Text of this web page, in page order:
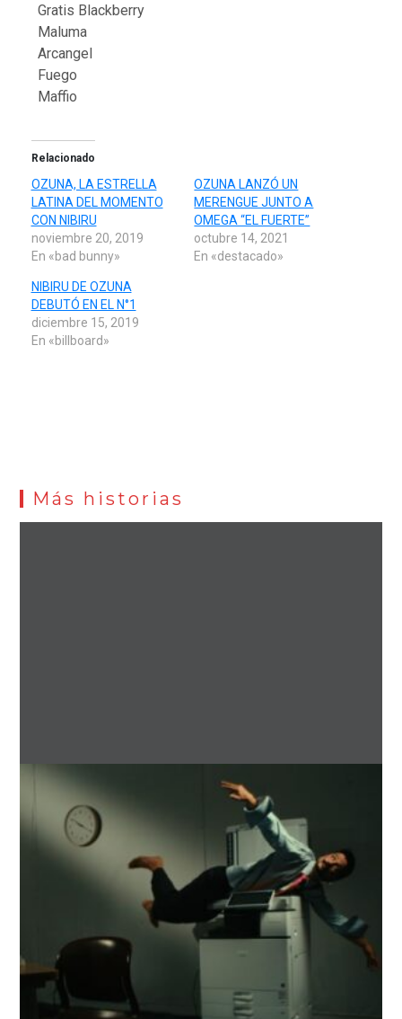
Gratis Blackberry
Maluma
Arcangel
Fuego
Maffio
Relacionado
OZUNA, LA ESTRELLA
LATINA DEL MOMENTO
CON NIBIRU
noviembre 20, 2019
En «bad bunny»
OZUNA LANZÓ UN
MERENGUE JUNTO A
OMEGA “EL FUERTE”
octubre 14, 2021
En «destacado»
NIBIRU DE OZUNA
DEBUTÓ EN EL N°1
diciembre 15, 2019
En «billboard»
Más historias